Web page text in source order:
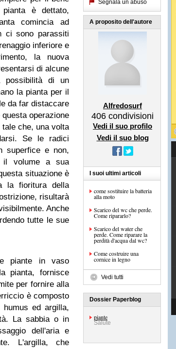
è dettato,
comincia ad
ci sono parassiti
inferiore e
la nuova
di alcune
possibilità di un
la pianta per il
da far distaccare
operazione
che, una volta
Se le radici
superfice e non,
il volume a sua
situazione è
la fioritura della
risultarà
Anche
tutte le sue
piante in vaso
pianta, fornisce
per fornire alla
è composto
humus ed argilla,
La sabbia o in
dell'aria e
L'argilla, che
Segnala un abuso
A proposito dell'autore
Alfredosurf
406 condivisioni
Vedi il suo profilo
Vedi il suo blog
I suoi ultimi articoli
come sostituire la batteria
alla moto
Scarico del wc che perde.
Come ripararlo?
Scarico del water che
perde. Come riparare la
perdità d'acqua dal wc?
Come costruire una
cornice in legno
Vedi tutti
Dossier Paperblog
piante
Salute